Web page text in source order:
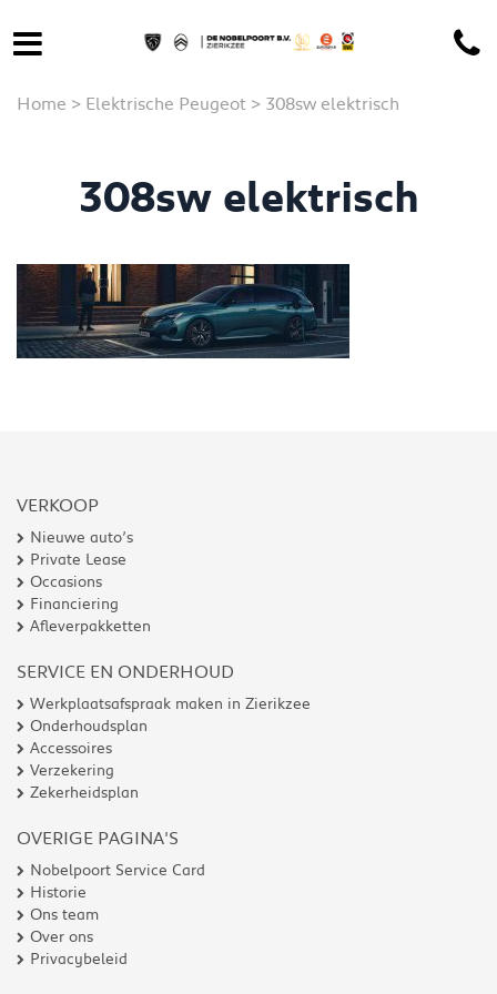
Home > Elektrische Peugeot > 308sw elektrisch
308sw elektrisch
VERKOOP
Nieuwe auto’s
Private Lease
Occasions
Financiering
Afleverpakketten
SERVICE EN ONDERHOUD
Werkplaatsafspraak maken in Zierikzee
Onderhoudsplan
Accessoires
Verzekering
Zekerheidsplan
OVERIGE PAGINA'S
Nobelpoort Service Card
Historie
Ons team
Over ons
Privacybeleid